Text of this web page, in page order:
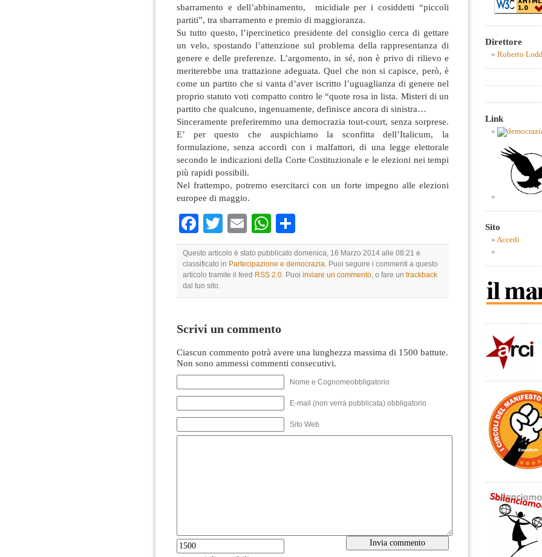
sbarramento e dell’abbinamento, micidiale per i cosiddetti “piccoli
partiti”, tra sbarramento e premio di maggioranza.
Su tutto questo, l’ipercinetico presidente del consiglio cerca di gettare
un velo, spostando l’attenzione sul problema della rappresentanza di
genere e delle preferenze. L’argomento, in sé, non è privo di rilievo e
meriterebbe una trattazione adeguata. Quel che non si capisce, però, è
come un partito che si vanta d’aver iscritto l’uguaglianza di genere nel
proprio statuto voti compatto contro le “quote rosa in lista. Misteri di un
partito che qualcuno, ingenuamente, definisce ancora di sinistra…
Sinceramente preferiremmo una democrazia tout-court, senza sorprese.
E’ per questo che auspichiamo la sconfitta dell’Italicum, la
formulazione, senza accordi con i malfattori, di una legge elettorale
secondo le indicazioni della Corte Costituzionale e le elezioni nei tempi
più rapidi possibili.
Nel frattempo, potremo esercitarci con un forte impegno alle elezioni
europee di maggio.
Facebook
Twitter
EmailWhatsApp
Questo articolo è stato pubblicato domenica, 16 Marzo 2014 alle 08:21 e
classificato in Partecipazione e democrazia . Puoi seguire i commenti a questo
articolo tramite il feed RSS 2.0 . Puoi inviare un commento , o fare un trackback
dal tuo sito.
Scrivi un commento
Ciascun commento potrà avere una lunghezza massima di 1500 battute.
Non sono ammessi commenti consecutivi.
Nome e Cognomeobbligatorio
E-mail (non verrà pubblicata) obbligatorio
Sito Web
Direttore
Roberto
Link
Sito
Accedi